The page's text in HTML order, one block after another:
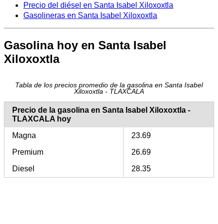
Precio del diésel en Santa Isabel Xiloxoxtla
Gasolineras en Santa Isabel Xiloxoxtla
Gasolina hoy en Santa Isabel
Xiloxoxtla
Tabla de los precios promedio de la gasolina en Santa Isabel
Xiloxoxtla - TLAXCALA
Precio de la gasolina en Santa Isabel Xiloxoxtla -
TLAXCALA hoy
Magna
23.69
Premium
26.69
Diesel
28.35